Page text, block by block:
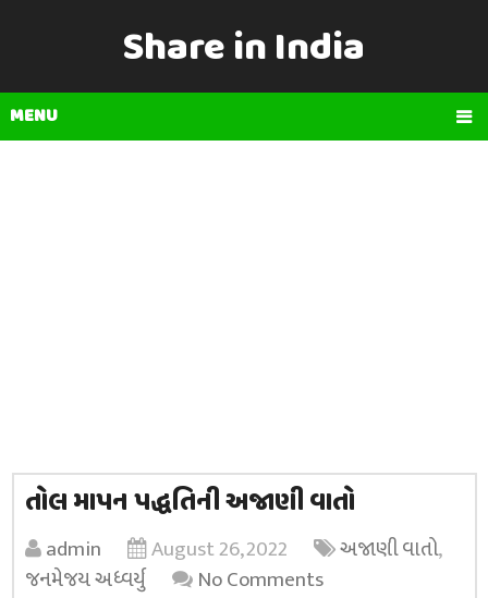
Share in India
MENU
તોલ માપન પદ્ધતિની અજાણી વાતો
admin August 26, 2022 અજાણી વાતો,
જનમેજય અધ્વર્યુ
No Comments